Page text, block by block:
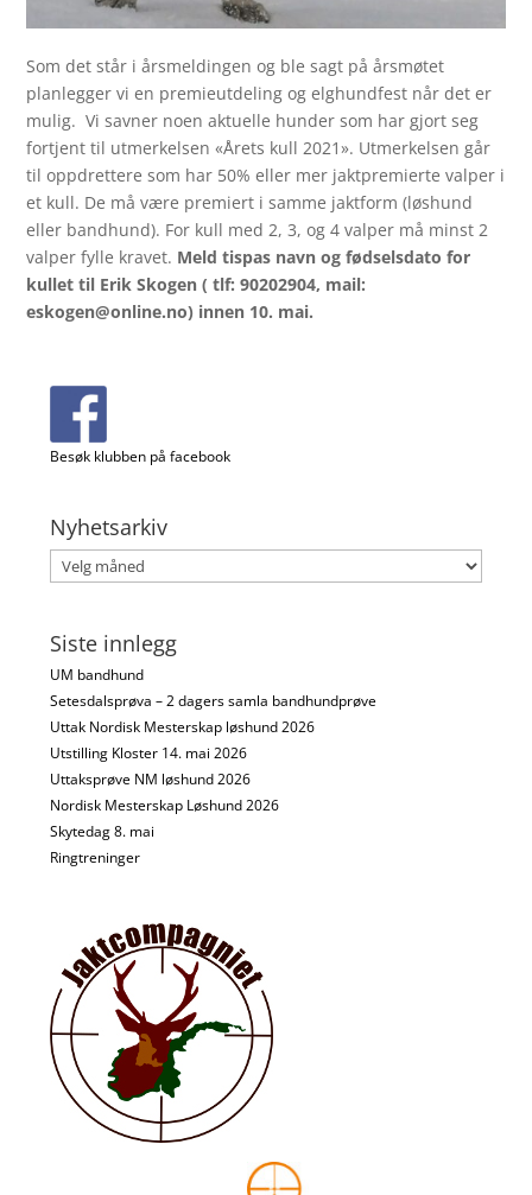
Som det står i årsmeldingen og ble sagt på årsmøtet
planlegger vi en premieutdeling og elghundfest når det er
mulig. Vi savner noen aktuelle hunder som har gjort seg
fortjent til utmerkelsen «Årets kull 2021». Utmerkelsen går
til oppdrettere som har 50% eller mer jaktpremierte valper i
et kull. De må være premiert i samme jaktform (løshund
eller bandhund). For kull med 2, 3, og 4 valper må minst 2
valper fylle kravet. Meld tispas navn og fødselsdato for
kullet til Erik Skogen ( tlf: 90202904, mail:
eskogen@online.no) innen 10. mai.
Besøk klubben på facebook
Nyhetsarkiv
Nyhetsarkiv
Siste innlegg
UM bandhund
Setesdalsprøva – 2 dagers samla bandhundprøve
Uttak Nordisk Mesterskap løshund 2026
Utstilling Kloster 14. mai 2026
Uttaksprøve NM løshund 2026
Nordisk Mesterskap Løshund 2026
Skytedag 8. mai
Ringtreninger